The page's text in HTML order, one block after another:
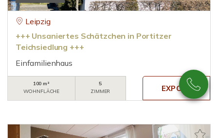
Leipzig
+++ Unsaniertes Schätzchen in Portitzer
Teichsiedlung +++
Einfamilienhaus
100 m²
WOHNFLÄCHE
5
ZIMMER